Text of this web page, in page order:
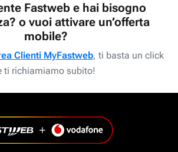
Fastweb e hai bisogno
o vuoi attivare un’offerta
mobile?
Clienti MyFastweb, ti basta un click
ti richiamiamo subito!